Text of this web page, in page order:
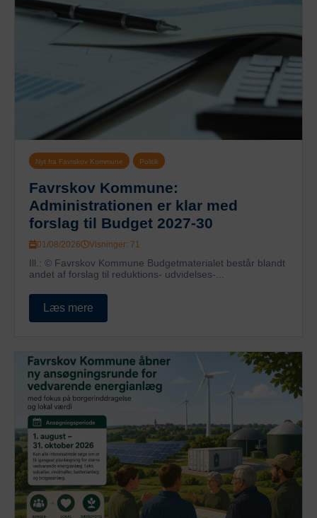
Nyt fra Favrskov Kommune Politik
Favrskov Kommune:
Administrationen er klar med
forslag til Budget 2027-30
01/08/2026 Visninger: 71
Ill.: © Favrskov Kommune Budgetmaterialet består blandt
andet af forslag til reduktions- udvidelses-...
Læs mere